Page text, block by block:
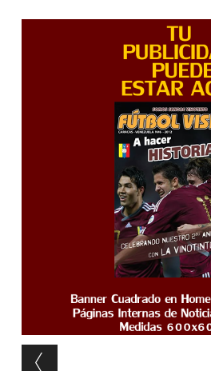
Post navigation